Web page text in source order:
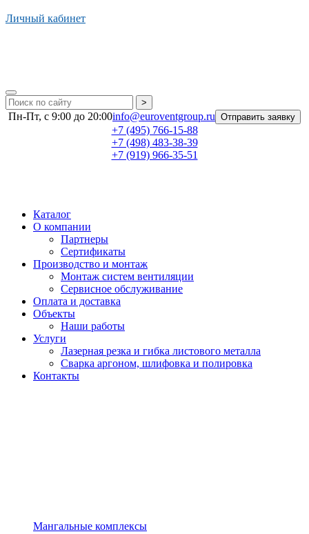
Личный кабинет
>
Пн-Пт, с 9:00 до 20:00info@euroventgroup.ru Отправить заявку
+7 (495) 766-15-88
+7 (498) 483-38-39
+7 (919) 966-35-51
Каталог
О компании
Партнеры
Сертификаты
Производство и монтаж
Монтаж систем вентиляции
Сервисное обслуживание
Оплата и доставка
Объекты
Наши работы
Услуги
Лазерная резка и гибка листового металла
Сварка аргоном, шлифовка и полировка
Контакты
Мангальные комплексы